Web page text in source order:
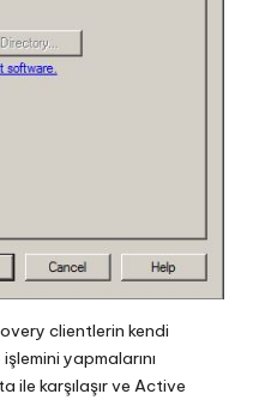
clientlerin kendi
yapmalarını
ile karşılaşır ve Active